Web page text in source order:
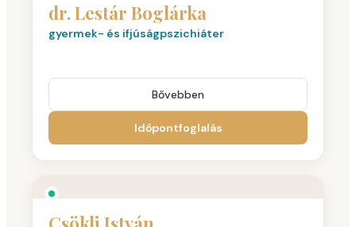
dr. Lestár Boglárka
gyermek- és ifjúságpszichiáter
Bővebben
Időpontfoglalás